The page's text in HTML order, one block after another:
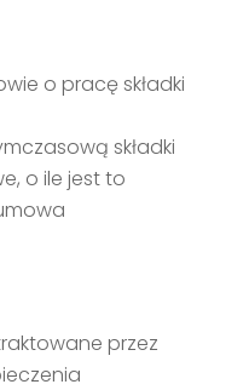
o pracę składki
składki
o ile jest to
przez